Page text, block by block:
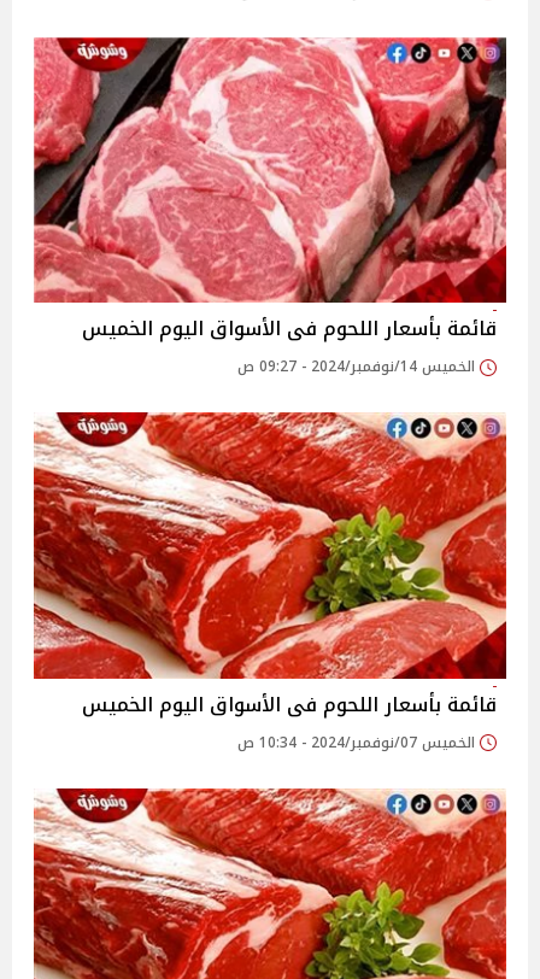
قائمة بأسعار اللحوم فى الأسواق اليوم الخميس
الخميس 14/نوفمبر/2024 - 09:27 ص
قائمة بأسعار اللحوم فى الأسواق اليوم الخميس
الخميس 07/نوفمبر/2024 - 10:34 ص